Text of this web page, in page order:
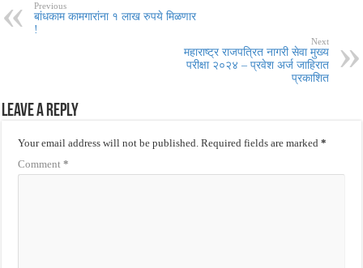
Previous
बांधकाम कामगारांना १ लाख रुपये मिळणार
!
Next
महाराष्ट्र राजपत्रित नागरी सेवा मुख्य
परीक्षा २०२४ – प्रवेश अर्ज जाहिरात
प्रकाशित
Leave a Reply
Your email address will not be published. Required fields are marked*
Comment*